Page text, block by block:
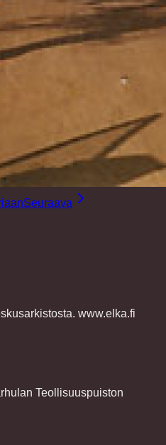
Seuraava
www.elka.fi
Teollisuuspuiston